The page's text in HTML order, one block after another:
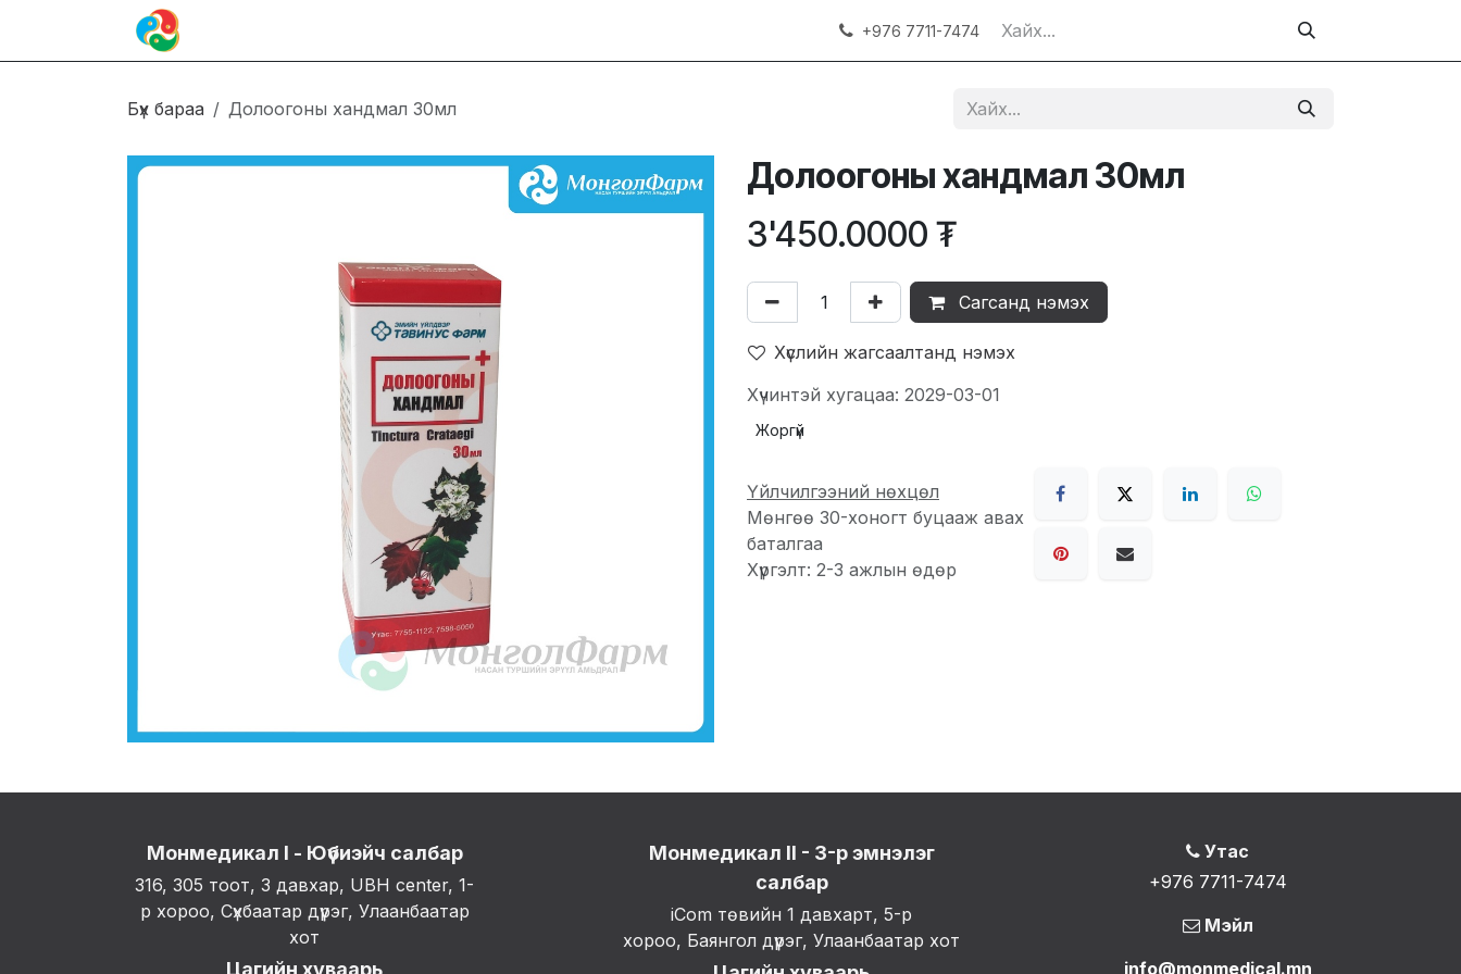
+976 7711-7474
Бүх бараа Долоогоны хандмал 30мл
Долоогоны хандмал 30мл
3'450.0000 ₮
Сагсанд нэмэх
Хүслийн жагсаалтанд нэмэх
Хүчинтэй хугацаа: 2029-03-01
Жоргүй
Үйлчилгээний нөхцөл
Мөнгөө 30-хоногт буцааж авах
баталгаа
Хүргэлт: 2-3 ажлын өдөр
Утас
+976 7711-7474
Мэйл
info@monmedical.mn
Монмедикал II - 3-р эмнэлэг
салбар
iCom төвийн 1 давхарт, 5-р
хороо, Баянгол дүүрэг, Улаанбаатар хот
Монмедикал I - Юүбиэйч салбар
316, 305 тоот, 3 давхар, UBH center, 1-
р хороо, Сүхбаатар дүүрэг, Улаанбаатар
хот